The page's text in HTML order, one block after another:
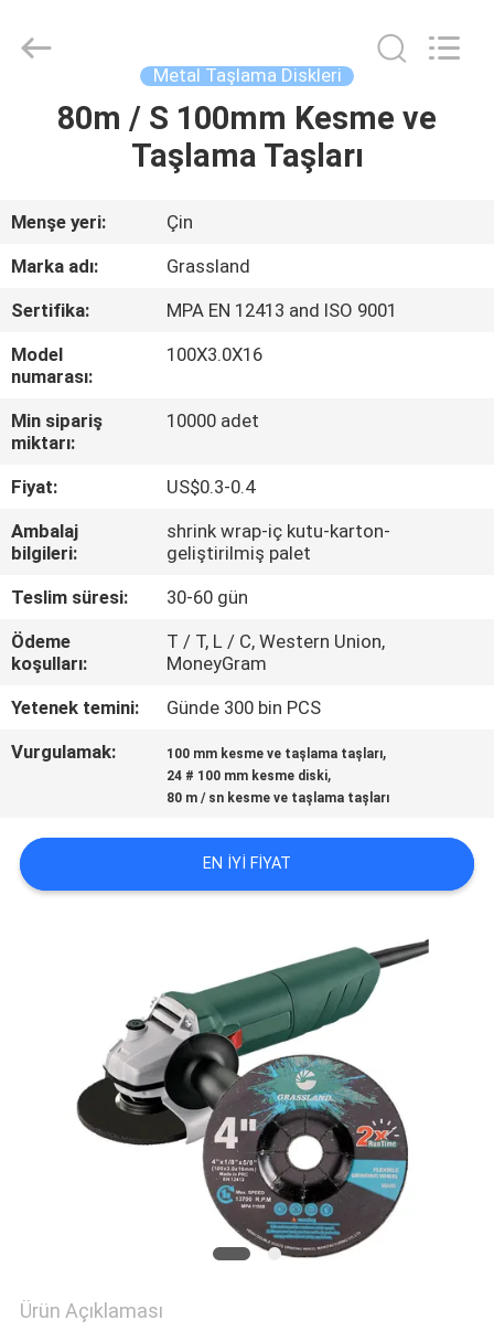
S
HAKKIMIZDA
FABRIKA
TURU
KALITE
BIZIMLE
GEÇIN
SITE
HARITASI
Metal Taşlama Diskleri
80m / S 100mm Kesme ve
Taşlama Taşları
Menşe yeri:
Çin
Marka adı:
Grassland
Sertifika:
MPA EN 12413 and ISO 9001
Model
numarası:
100X3.0X16
Min sipariş
miktarı:
10000 adet
Fiyat:
US$0.3-0.4
Ambalaj
bilgileri:
shrink wrap-iç kutu-karton-
geliştirilmiş palet
Teslim süresi:
30-60 gün
Ödeme
koşulları:
T / T, L / C, Western Union,
MoneyGram
Yetenek temini:
Günde 300 bin PCS
Vurgulamak:
100 mm kesme ve taşlama taşları,
24 # 100 mm kesme diski,
80 m / sn kesme ve taşlama taşları
EN IYI FIYAT
Ürün Açıklaması